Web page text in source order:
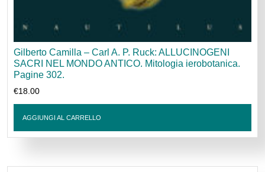
Gilberto Camilla – Carl A. P. Ruck: ALLUCINOGENI
SACRI NEL MONDO ANTICO. Mitologia ierobotanica.
Pagine 302.
€18.00
AGGIUNGI AL CARRELLO